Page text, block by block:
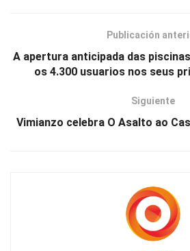
Publicación
A apertura anticipada das
os 4.300 usuarios nos seus
Siguiente
Vimianzo celebra O Asalto ao